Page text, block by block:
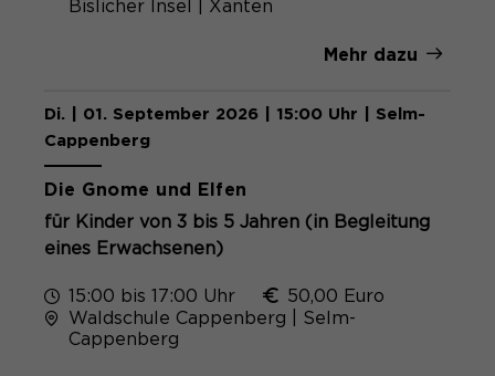
Bislicher Insel | Xanten
Mehr dazu
Di. | 01. September 2026 | 15:00 Uhr | Selm-
Cappenberg
Die Gnome und Elfen
für Kinder von 3 bis 5 Jahren (in Begleitung
eines Erwachsenen)
15:00 bis 17:00 Uhr
50,00 Euro
Waldschule Cappenberg | Selm-
Cappenberg